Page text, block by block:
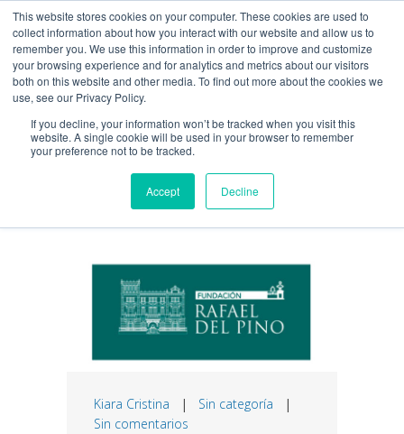
This website stores cookies on your computer. These cookies are used to
collect information about how you interact with our website and allow us to
remember you. We use this information in order to improve and customize
your browsing experience and for analytics and metrics about our visitors
both on this website and other media. To find out more about the cookies we
use, see our Privacy Policy.
If you decline, your information won’t be tracked when you visit this
website. A single cookie will be used in your browser to remember
your preference not to be tracked.
Accept Decline
Guía de uso
Acceso / Registro
LSE Tag
Kiara Cristina | Sin categoría |
Sin comentarios